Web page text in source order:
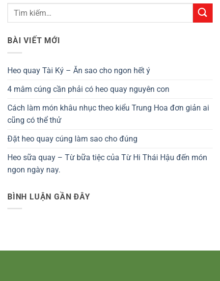
BÀI VIẾT MỚI
Heo quay Tài Ký – Ăn sao cho ngon hết ý
4 mâm cúng cần phải có heo quay nguyên con
Cách làm món khâu nhục theo kiểu Trung Hoa đơn giản ai
cũng có thể thử
Đặt heo quay cúng làm sao cho đúng
Heo sữa quay – Từ bữa tiệc của Từ Hi Thái Hậu đến món
ngon ngày nay.
BÌNH LUẬN GẦN ĐÂY